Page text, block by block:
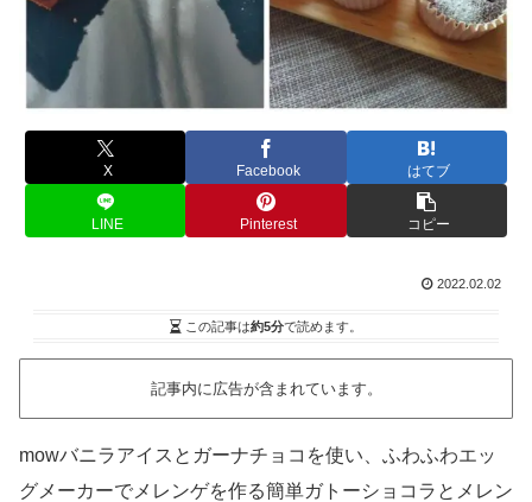
X Facebook はてブ
LINE Pinterest コピー
2022.02.02
この記事は約5分で読めます。
記事内に広告が含まれています。
mowバニラアイスとガーナチョコを使い、ふわふわエッ
グメーカーでメレンゲを作る簡単ガトーショコラとメレン